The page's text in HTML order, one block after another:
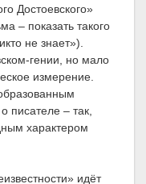
Достоевского»
– показать такого
не знает»).
гении, но мало
измерение.
писателе – так,
характером
идёт